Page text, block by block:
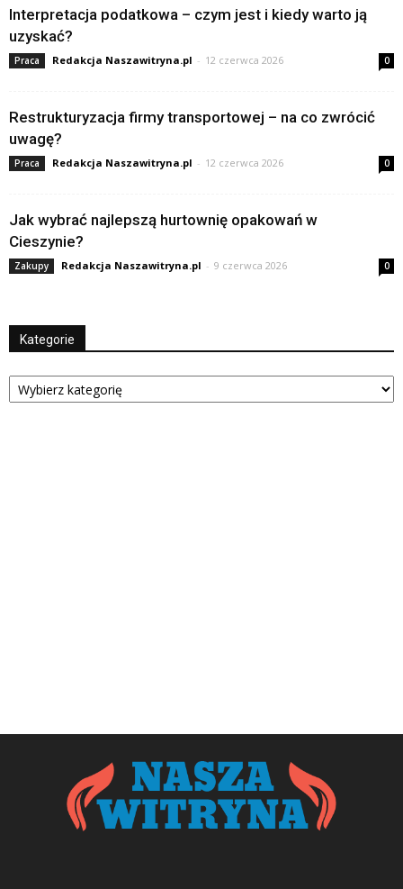
Interpretacja podatkowa – czym jest i kiedy warto ją
uzyskać?
Praca Redakcja Naszawitryna.pl - 12 czerwca 2026 0
Restrukturyzacja firmy transportowej – na co zwrócić
uwagę?
Praca Redakcja Naszawitryna.pl - 12 czerwca 2026 0
Jak wybrać najlepszą hurtownię opakowań w
Cieszynie?
Zakupy Redakcja Naszawitryna.pl - 9 czerwca 2026 0
Kategorie
Kategorie